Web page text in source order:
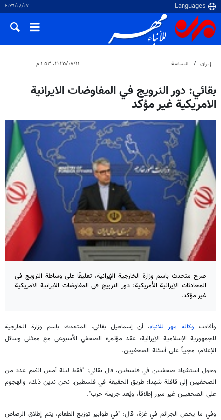
٠٧‏/٠٨‏/٢٠٢٦
إيران السياسة ١١‏/٠٨‏/٢٠٢٥، ١:٥٣ م
بقائي: دور النرويج في المفاوضات الايرانية
الامريكية غير مؤكد
صرح متحدث باسم وزارة الخارجية الإيرانية، تعليقًا على وساطة النرويج في
المحادثات الإيرانية الأمريكية: دور النرويج في المفاوضات الايرانية الامريكية
غير مؤكد.
وأفادت وكالة مهر للأنباء، أن إسماعيل بقائي، المتحدث باسم وزارة الخارجية
للجمهورية الإسلامية الإيرانية، عقد مؤتمره الصحفي الأسبوعي مع ممثلي وسائل
الإعلام، مجيباً على أسئلة الصحفيين.
وحول استشهاد صحفيين في فلسطين، قال بقائي: "فقط ليلة أمس انضم عدد من
الصحفيين إلى قافلة شهداء طريق الحقيقة في فلسطين. نحن ندين ذلك، والهجوم
على الصحفيين غير مبرر إطلاقاً، ويُعد جريمة حرب".
وفي ما يخص الجرائم في غزة، قال: "في طوابير توزيع الطعام، يتم إطلاق الرصاص